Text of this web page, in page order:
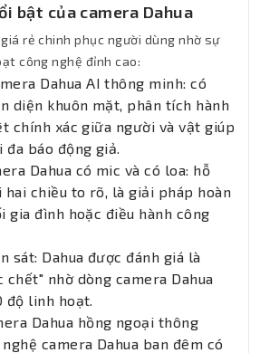
bật của camera Dahua
rẻ chinh phục người dùng nhờ sự
công nghệ đỉnh cao:
Dahua AI thông minh: có
diện khuôn mặt, phân tích hành
chính xác giữa người và vật giúp
báo động giả.
Dahua có mic và có loa: hỗ
chiều to rõ, là giải pháp hoàn
gia đình hoặc điều hành công
sát: Dahua được đánh giá là
chết" nhờ dòng camera Dahua
độ linh hoạt.
Dahua hồng ngoại thông
camera Dahua ban đêm có